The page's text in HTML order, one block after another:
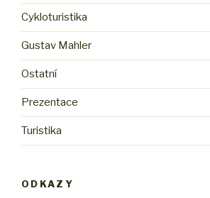
Cykloturistika
Gustav Mahler
Ostatní
Prezentace
Turistika
ODKAZY